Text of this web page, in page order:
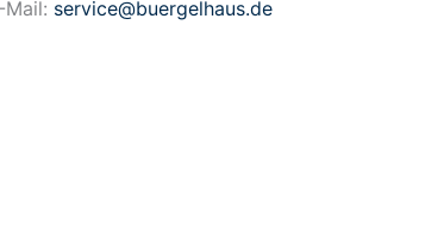
service@buergelhaus.de